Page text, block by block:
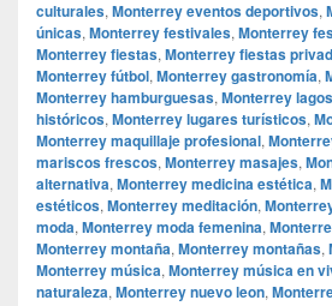
culturales, Monterrey eventos deportivos,
únicas, Monterrey festivales, Monterrey
Monterrey fiestas, Monterrey fiestas
Monterrey fútbol, Monterrey gastronomía,
Monterrey hamburguesas, Monterrey lagos
históricos, Monterrey lugares turísticos,
Monterrey maquillaje profesional,
mariscos frescos, Monterrey masajes,
alternativa, Monterrey medicina estética,
estéticos, Monterrey meditación,
moda, Monterrey moda femenina,
Monterrey montaña, Monterrey montañas,
Monterrey música, Monterrey música en
naturaleza, Monterrey nuevo leon,